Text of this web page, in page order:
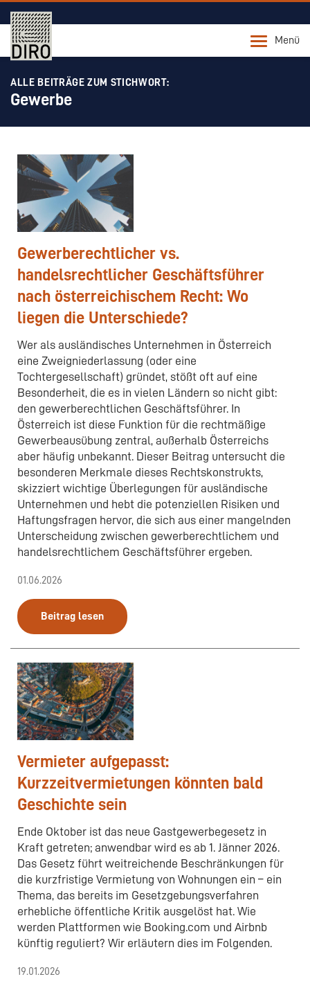
Menü
ALLE BEITRÄGE ZUM STICHWORT:
Gewerbe
Gewerberechtlicher vs.
handelsrechtlicher Geschäftsführer
nach österreichischem Recht: Wo
liegen die Unterschiede?
Wer als ausländisches Unternehmen in Österreich
eine Zweigniederlassung (oder eine
Tochtergesellschaft) gründet, stößt oft auf eine
Besonderheit, die es in vielen Ländern so nicht gibt:
den gewerberechtlichen Geschäftsführer. In
Österreich ist diese Funktion für die rechtmäßige
Gewerbeausübung zentral, außerhalb Österreichs
aber häufig unbekannt. Dieser Beitrag untersucht die
besonderen Merkmale dieses Rechtskonstrukts,
skizziert wichtige Überlegungen für ausländische
Unternehmen und hebt die potenziellen Risiken und
Haftungsfragen hervor, die sich aus einer mangelnden
Unterscheidung zwischen gewerberechtlichem und
handelsrechtlichem Geschäftsführer ergeben.
01.06.2026
Beitrag lesen
Vermieter aufgepasst:
Kurzzeitvermietungen könnten bald
Geschichte sein
Ende Oktober ist das neue Gastgewerbegesetz in
Kraft getreten; anwendbar wird es ab 1. Jänner 2026.
Das Gesetz führt weitreichende Beschränkungen für
die kurzfristige Vermietung von Wohnungen ein – ein
Thema, das bereits im Gesetzgebungsverfahren
erhebliche öffentliche Kritik ausgelöst hat. Wie
werden Plattformen wie Booking.com und Airbnb
künftig reguliert? Wir erläutern dies im Folgenden.
19.01.2026